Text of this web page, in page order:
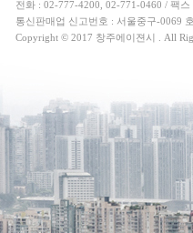
전화 : 02-777-4200, 02-771-0460 / 팩
통신판매업 신고번호 : 서울중구-0069
Copyright © 2017 창주에이젼시 . All